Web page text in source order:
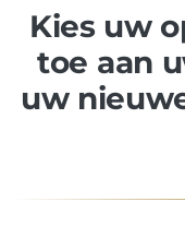
Kies uw
toe aan
uw